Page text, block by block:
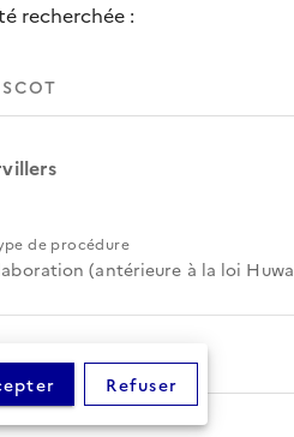
recherchée :
SCOT
de procédure
(antérieure à la loi
Refuser